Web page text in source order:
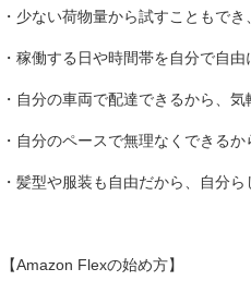
・少ない荷物量から試すこともで
・稼働する日や時間帯を自分で自
・自分の車両で配達できるから、気
・自分のペースで無理なくできる
・髪型や服装も自由だから、自分ら
【Amazon Flexの始め方】